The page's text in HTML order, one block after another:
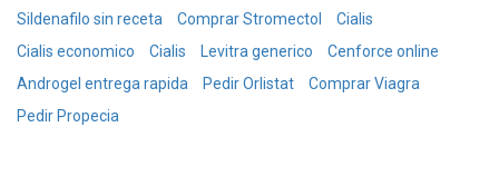
Sildenafilo sin receta
Comprar Stromectol
Cialis
Cialis economico
Cialis Levitra generico
Cenforce online
Androgel entrega rapida
Pedir Orlistat
Comprar Viagra
Pedir Propecia